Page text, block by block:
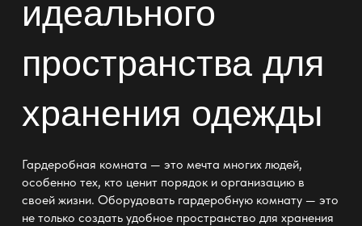
идеального
пространства для
хранения одежды
Гардеробная комната — это мечта многих людей,
особенно тех, кто ценит порядок и организацию в
своей жизни. Оборудовать гардеробную комнату — это
не только создать удобное пространство для хранения